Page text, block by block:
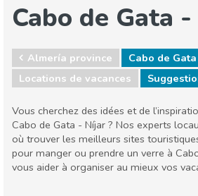
Cabo de Gata
Almería province
Cabo de
Locations de vacances
Vous cherchez des idées et de
Cabo de Gata - Níjar ? Nos experts
où trouver les meilleurs sites
pour manger ou prendre un verre à
vous aider à organiser au mieux vos